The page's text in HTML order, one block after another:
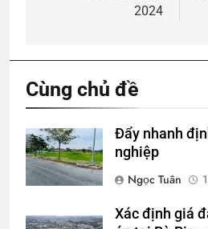
2024
Cùng chủ đề
Đẩy nhanh
nghiệp
Ngọc Tuân
Xác định giá